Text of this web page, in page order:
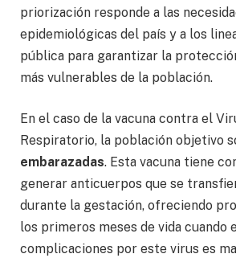
priorización responde a las
epidemiológicas del país y a los
pública para garantizar la
más vulnerables de la población.
En el caso de la vacuna contra el
Respiratorio, la población objetivo
embarazadas. Esta vacuna tiene
generar anticuerpos que se
durante la gestación, ofreciendo
los primeros meses de vida cuando
complicaciones por este virus es